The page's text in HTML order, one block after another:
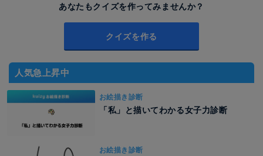
あなたもクイズを作ってみませんか？
クイズを作る
人気急上昇中
お絵描き診断
「私」と描いてわかる女子力診断
お絵描き診断